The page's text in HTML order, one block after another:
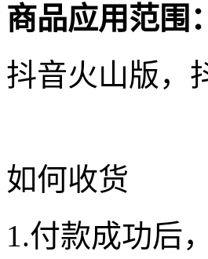
商品应用范围：
抖音火山版，
如何收货
1.付款成功后